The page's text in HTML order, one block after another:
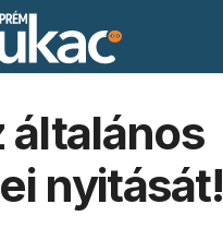
általános
nyitását!